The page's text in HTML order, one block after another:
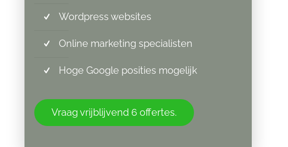
Wordpress websites
Online marketing specialisten
Hoge Google posities mogelijk
Vraag vrijblijvend 6 offertes.